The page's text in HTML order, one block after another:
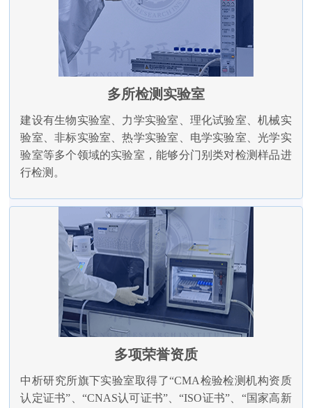
多所检测实验室
建设有生物实验室、力学实验室、理化试验室、机械实
验室、非标实验室、热学实验室、电学实验室、光学实
验室等多个领域的实验室，能够分门别类对检测样品进
行检测。
多项荣誉资质
中析研究所旗下实验室取得了“CMA检验检测机构资质
认定证书”、“CNAS认可证书”、“ISO证书”、“国家高新